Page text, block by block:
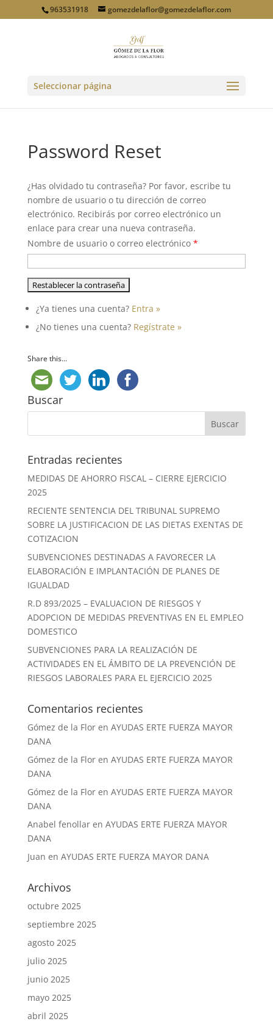
963531918 gomezdelaflor@gomezdelaflor.com
Seleccionar página
Password Reset
¿Has olvidado tu contraseña? Por favor, escribe tu
nombre de usuario o tu dirección de correo
electrónico. Recibirás por correo electrónico un
enlace para crear una nueva contraseña.
Nombre de usuario o correo electrónico *
¿Ya tienes una cuenta? Entra »
¿No tienes una cuenta? Regístrate »
Share this...
Buscar
Entradas recientes
MEDIDAS DE AHORRO FISCAL – CIERRE EJERCICIO
2025
RECIENTE SENTENCIA DEL TRIBUNAL SUPREMO
SOBRE LA JUSTIFICACION DE LAS DIETAS EXENTAS DE
COTIZACION
SUBVENCIONES DESTINADAS A FAVORECER LA
ELABORACIÓN E IMPLANTACIÓN DE PLANES DE
IGUALDAD
R.D 893/2025 – EVALUACION DE RIESGOS Y
ADOPCION DE MEDIDAS PREVENTIVAS EN EL EMPLEO
DOMESTICO
SUBVENCIONES PARA LA REALIZACIÓN DE
ACTIVIDADES EN EL ÁMBITO DE LA PREVENCIÓN DE
RIESGOS LABORALES PARA EL EJERCICIO 2025
Comentarios recientes
Gómez de la Floren AYUDAS ERTE FUERZA MAYOR
DANA
Gómez de la Floren AYUDAS ERTE FUERZA MAYOR
DANA
Gómez de la Floren AYUDAS ERTE FUERZA MAYOR
DANA
Anabel fenollaren AYUDAS ERTE FUERZA MAYOR
DANA
Juan en AYUDAS ERTE FUERZA MAYOR DANA
Archivos
octubre 2025
septiembre 2025
agosto 2025
julio 2025
junio 2025
mayo 2025
abril 2025